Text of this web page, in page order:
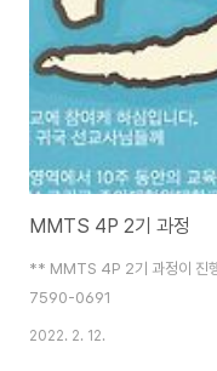
MMTS 4P 2기 과정
** MMTS 4P 2기 과정이 진
7590-0691
2022. 2. 12.